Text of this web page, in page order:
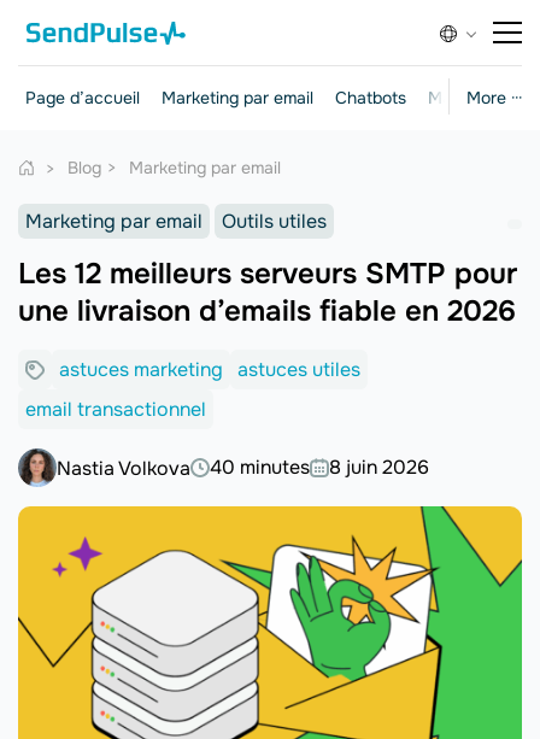
More ···
Page d’accueil Marketing par email Chatbots Marketing et
Blog Marketing par email
Marketing par email Outils utiles
Les 12 meilleurs serveurs SMTP pour
une livraison d’emails fiable en 2026
astuces marketing
astuces utiles
email transactionnel
Nastia Volkova 40 minutes 8 juin 2026